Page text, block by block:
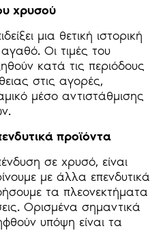
χρυσού
μια θετική ιστορική
Οι τιμές του
κατά τις περιόδους
στις αγορές,
μέσο αντιστάθμισης
προϊόντα
σε χρυσό, είναι
με άλλα επενδυτικά
τα πλεονεκτήματα
Ορισμένα σημαντικά
υπόψη είναι τα